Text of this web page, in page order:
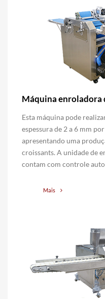
Máquina enroladora
Esta máquina pode
espessura de 2 a 6 mm
apresentando uma
croissants. A unidade de
contam com controle
Mais